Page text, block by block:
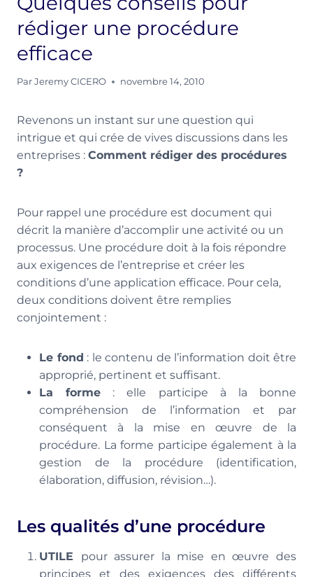
rédiger une procédure
efficace
Par Jeremy CICERO novembre 14, 2010
Revenons un instant sur une question qui
intrigue et qui crée de vives discussions dans les
entreprises : Comment rédiger des procédures
?
Pour rappel une procédure est document qui
décrit la manière d’accomplir une activité ou un
processus. Une procédure doit à la fois répondre
aux exigences de l’entreprise et créer les
conditions d’une application efficace. Pour cela,
deux conditions doivent être remplies
conjointement :
Le fond : le contenu de l’information doit être
approprié, pertinent et suffisant.
La forme : elle participe à la bonne
compréhension de l’information et par
conséquent à la mise en œuvre de la
procédure. La forme participe également à la
gestion de la procédure (identification,
élaboration, diffusion, révision…).
Les qualités d’une procédure
UTILE pour assurer la mise en œuvre des
principes et des exigences des différents